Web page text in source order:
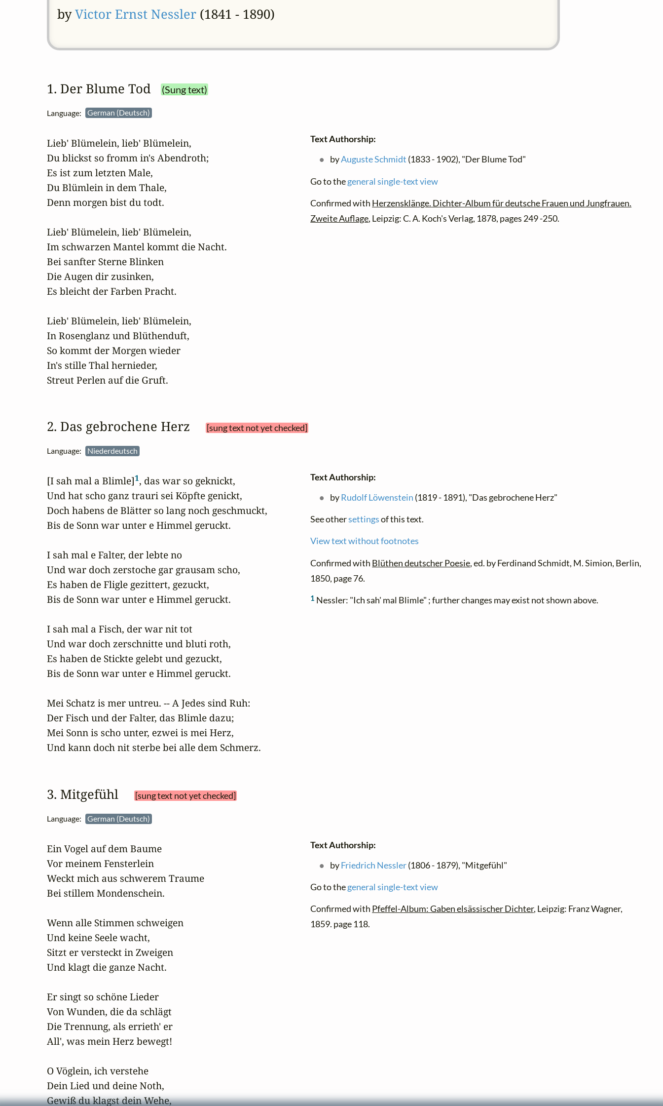
byVictor Ernst Nessler(1841 - 1890)
1. Der Blume Tod (Sung text)
Language: German (Deutsch)
Lieb' Blümelein, lieb' Blümelein,
Du blickst so fromm in's Abendroth;
Es ist zum letzten Male,
Du Blümlein in dem Thale,
Denn morgen bist du todt.
Lieb' Blümelein, lieb' Blümelein,
Im schwarzen Mantel kommt die Nacht.
Bei sanfter Sterne Blinken
Die Augen dir zusinken,
Es bleicht der Farben Pracht.
Lieb' Blümelein, lieb' Blümelein,
In Rosenglanz und Blüthenduft,
So kommt der Morgen wieder
In's stille Thal hernieder,
Streut Perlen auf die Gruft.
Text Authorship:
byAuguste Schmidt (1833 - 1902), "Der Blume Tod"
Go to thegeneral single-text view
Confirmed with Herzensklänge. Dichter-Album für deutsche Frauen und Jungfrauen.
Zweite Auflage, Leipzig: C. A. Koch's Verlag, 1878, pages 249 -250.
2. Das gebrochene Herz [sung text not yet checked]
Language: Niederdeutsch
[I sah mal a Blimle]1, das war so geknickt,
Und hat scho ganz trauri sei Köpfte genickt,
Doch habens de Blätter so lang noch geschmuckt,
Bis de Sonn war unter e Himmel geruckt.
I sah mal e Falter, der lebte no
Und war doch zerstoche gar grausam scho,
Es haben de Fligle gezittert, gezuckt,
Bis de Sonn war unter e Himmel geruckt.
I sah mal a Fisch, der war nit tot
Und war doch zerschnitte und bluti roth,
Es haben de Stickte gelebt und gezuckt,
Bis de Sonn war unter e Himmel geruckt.
Mei Schatz is mer untreu. -- A Jedes sind Ruh:
Der Fisch und der Falter, das Blimle dazu;
Mei Sonn is scho unter, ezwei is mei Herz,
Und kann doch nit sterbe bei alle dem Schmerz.
Text Authorship:
byRudolf Löwenstein (1819 - 1891), "Das gebrochene Herz"
See othersettingsof this text.
View text without footnotes
Confirmed with Blüthen deutscher Poesie, ed. by Ferdinand Schmidt, M. Simion, Berlin,
1850, page 76.
1 Nessler: "Ich sah' mal Blimle" ; further changes may exist not shown above.
3. Mitgefühl [sung text not yet checked]
Language: German (Deutsch)
Ein Vogel auf dem Baume
Vor meinem Fensterlein
Weckt mich aus schwerem Traume
Bei stillem Mondenschein.
Wenn alle Stimmen schweigen
Und keine Seele wacht,
Sitzt er versteckt in Zweigen
Und klagt die ganze Nacht.
Er singt so schöne Lieder
Von Wunden, die da schlägt
Die Trennung, als errieth' er
All', was mein Herz bewegt!
O Vöglein, ich verstehe
Dein Lied und deine Noth,
Gewiß du klagst dein Wehe,
Text Authorship:
byFriedrich Nessler(1806 - 1879), "Mitgefühl"
Go to thegeneral single-text view
Confirmed with Pfeffel-Album: Gaben elsässischer Dichter, Leipzig: Franz Wagner,
1859. page 118.